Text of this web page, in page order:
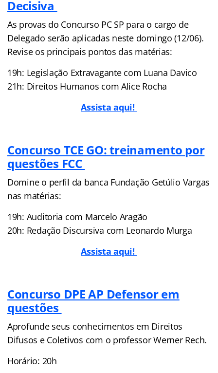
Decisiva
As provas do Concurso PC SP para o cargo de
Delegado serão aplicadas neste domingo (12/06).
Revise os principais pontos das matérias:
19h: Legislação Extravagante com Luana Davico
21h: Direitos Humanos com Alice Rocha
Assista aqui!
Concurso TCE GO: treinamento por
questões FCC
Domine o perfil da banca Fundação Getúlio Vargas
nas matérias:
19h: Auditoria com Marcelo Aragão
20h: Redação Discursiva com Leonardo Murga
Assista aqui!
Concurso DPE AP Defensor em
questões
Aprofunde seus conhecimentos em Direitos
Difusos e Coletivos com o professor Werner Rech.
Horário: 20h